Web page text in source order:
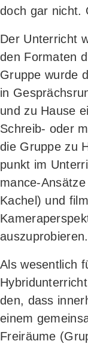
doch gar nicht.
Der Unter­richt
den For­ma­ten
Grup­pe wur­de
in
und zu Hau­se
Schreib- oder
die Grup­pe zu
punkt im
mance-
Kachel) und
auszuprobieren.
Als wesent­lich
den, dass
einem
Frei­räu­me